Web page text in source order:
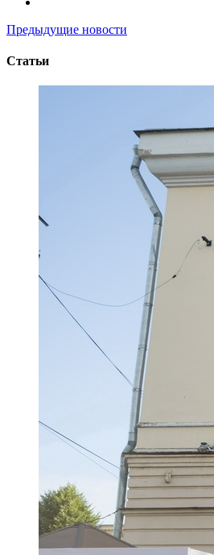
Предыдущие новости
Статьи